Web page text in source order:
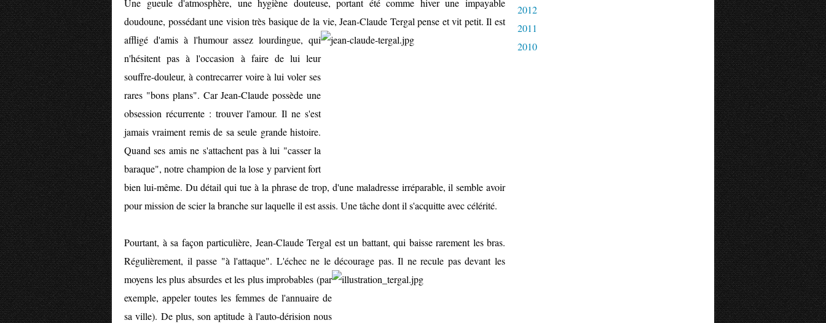
Une gueule d'atmosphère, une hygiène douteuse, portant été comme hiver une impayable
doudoune, possédant une vision très basique de la vie, Jean-Claude Tergal pense et vit petit. Il est
affligé d'amis à l'humour assez lourdingue, qui
n'hésitent pas à l'occasion à faire de lui leur
souffre-douleur, à contrecarrer voire à lui voler ses
rares "bons plans". Car Jean-Claude possède une
obsession récurrente : trouver l'amour. Il ne s'est
jamais vraiment remis de sa seule grande histoire.
Quand ses amis ne s'attachent pas à lui "casser la
baraque", notre champion de la lose y parvient fort
bien lui-même. Du détail qui tue à la phrase de trop, d'une maladresse irréparable, il semble avoir
pour mission de scier la branche sur laquelle il est assis. Une tâche dont il s'acquitte avec célérité.
Pourtant, à sa façon particulière, Jean-Claude Tergal est un battant, qui baisse rarement les bras.
Régulièrement, il passe "à l'attaque". L'échec ne le décourage pas. Il ne recule pas devant les
moyens les plus absurdes et les plus improbables (par
exemple, appeler toutes les femmes de l'annuaire de
sa ville). De plus, son aptitude à l'auto-dérision nous
2012
2011
2010